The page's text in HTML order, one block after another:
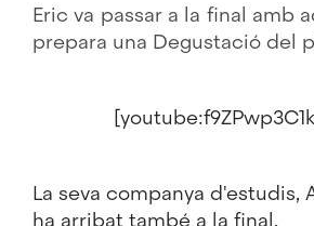
Eric va passar a la final amb
prepara una Degustació del
La seva companya d'estudis,
ha arribat també a la final.